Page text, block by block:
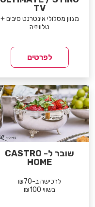
TV
מגוון מסלולי אינטרנט סיבים +
טלוויזיה
לפרטים
שובר ל- CASTRO
HOME
לרכישה ב-₪70
בשווי ₪100